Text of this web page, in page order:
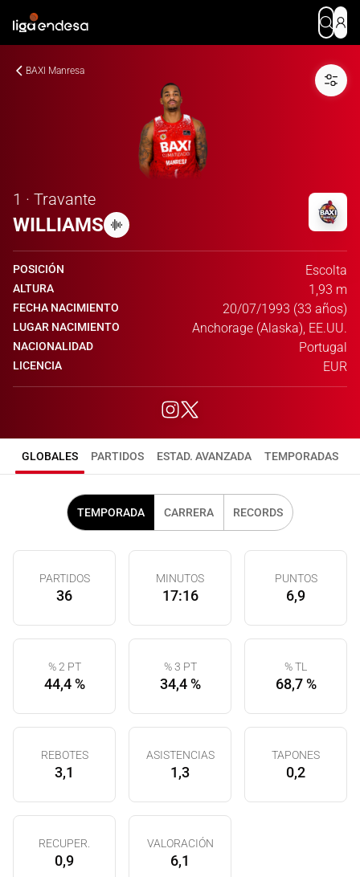
BAXI Manresa
1 · Travante
WILLIAMS
POSICIÓN Escolta
ALTURA 1,93 m
FECHA NACIMIENTO 20/07/1993 (33 años)
LUGAR NACIMIENTO Anchorage (Alaska), EE.UU.
NACIONALIDAD Portugal
LICENCIA EUR
GLOBALES PARTIDOS ESTAD. AVANZADA TEMPORADAS
TEMPORADA CARRERA RECORDS
PARTIDOS
36
MINUTOS
17:16
PUNTOS
6,9
% 2 PT
44,4 %
% 3 PT
34,4 %
% TL
68,7 %
REBOTES
3,1
ASISTENCIAS
1,3
TAPONES
0,2
RECUPER.
0,9
VALORACIÓN
6,1